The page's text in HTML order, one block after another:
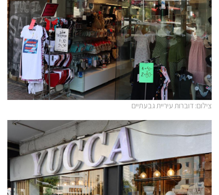
צילום: דוברות עיריית גבעתיים